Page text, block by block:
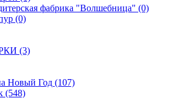
фабрика "Волшебница" (0)
(0)
(3)
Новый Год (107)
(548)